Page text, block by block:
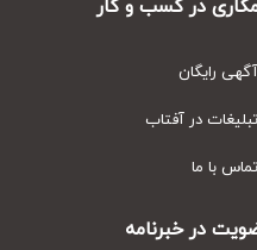
در کسب و کار
رایگان
در آفتاب
با ما
در خبرنامه